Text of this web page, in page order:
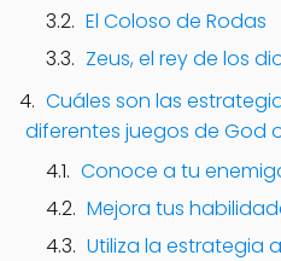
El Coloso de Rodas
Zeus, el rey de los
Cuáles son las
diferentes juegos de God
Conoce a tu
Mejora tus
Utiliza la estrategia